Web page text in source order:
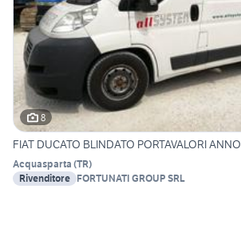
8
FIAT DUCATO BLINDATO PORTAVALORI ANNO
Acquasparta (TR)
Rivenditore FORTUNATI GROUP SRL